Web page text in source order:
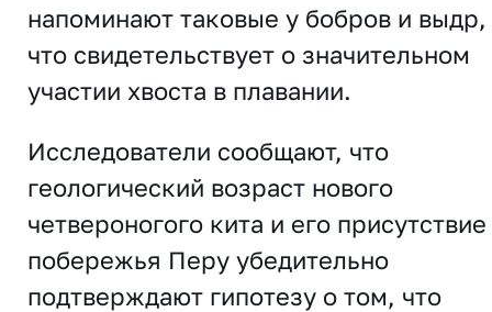
напоминают таковые у бобров и выдр,
что свидетельствует о значительном
участии хвоста в плавании.
Исследователи сообщают, что
геологический возраст нового
четвероногого кита и его присутствие
побережья Перу убедительно
подтверждают гипотезу о том, что